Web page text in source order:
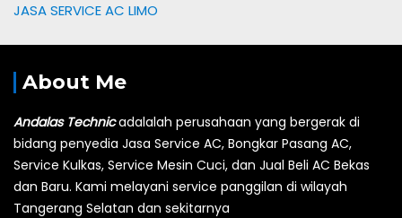
JASA SERVICE AC LIMO
About Me
Andalas Technicadalalah perusahaan yang bergerak di
bidang penyedia Jasa Service AC, Bongkar Pasang AC,
Service Kulkas, Service Mesin Cuci, dan Jual Beli AC Bekas
dan Baru. Kami melayani service panggilan di wilayah
Tangerang Selatan dan sekitarnya